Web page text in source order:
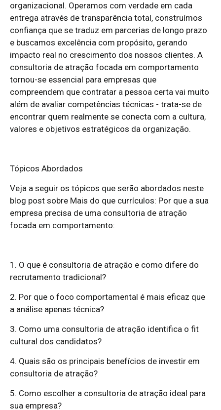
organizacional. Operamos com verdade em cada
entrega através de transparência total, construímos
confiança que se traduz em parcerias de longo prazo
e buscamos excelência com propósito, gerando
impacto real no crescimento dos nossos clientes. A
consultoria de atração focada em comportamento
tornou-se essencial para empresas que
compreendem que contratar a pessoa certa vai muito
além de avaliar competências técnicas - trata-se de
encontrar quem realmente se conecta com a cultura,
valores e objetivos estratégicos da organização.
Tópicos Abordados
Veja a seguir os tópicos que serão abordados neste
blog post sobre Mais do que currículos: Por que a sua
empresa precisa de uma consultoria de atração
focada em comportamento:
1. O que é consultoria de atração e como difere do
recrutamento tradicional?
2. Por que o foco comportamental é mais eficaz que
a análise apenas técnica?
3. Como uma consultoria de atração identifica o fit
cultural dos candidatos?
4. Quais são os principais benefícios de investir em
consultoria de atração?
5. Como escolher a consultoria de atração ideal para
sua empresa?